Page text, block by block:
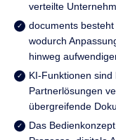
verteilte
documents
wodurch
hinweg
KI-Funktionen
Partnerlösungen
übergreifende
Das